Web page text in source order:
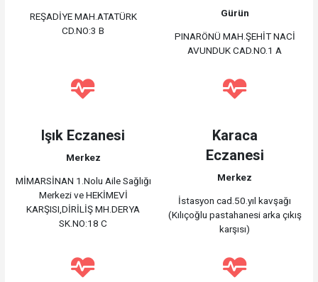
REŞADİYE MAH.ATATÜRK
CD.NO:3 B
Gürün
PINARÖNÜ MAH.ŞEHİT NACİ
AVUNDUK CAD.NO.1 A
Işık Eczanesi
Merkez
MİMARSİNAN 1.Nolu Aile Sağlığı
Merkezi ve HEKİMEVİ
KARŞISI,DİRİLİŞ MH.DERYA
SK.NO:18 C
Karaca
Eczanesi
Merkez
İstasyon cad.50.yıl kavşağı
(Kılıçoğlu pastahanesi arka çıkış
karşısı)